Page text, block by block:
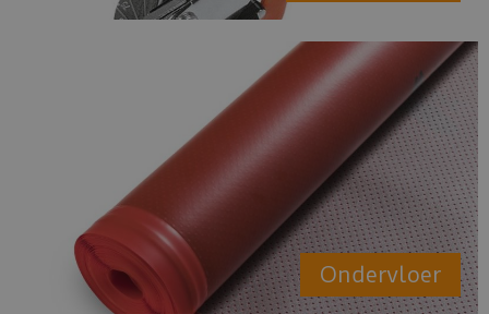
Ondervloer